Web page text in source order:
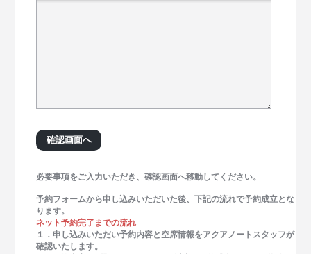
必要事項をご入力いただき、確認画面へ移動してください。
予約フォームから申し込みいただいた後、下記の流れで予約成立とな
ります。
ネット予約完了までの流れ
１．申し込みいただい予約内容と空席情報をアクアノートスタッフが
確認いたします。